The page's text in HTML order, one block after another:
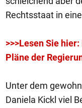
Rechtsstaat in
>>>Lesen Sie
Pläne der
Unter dem
Daniela Kickl viel